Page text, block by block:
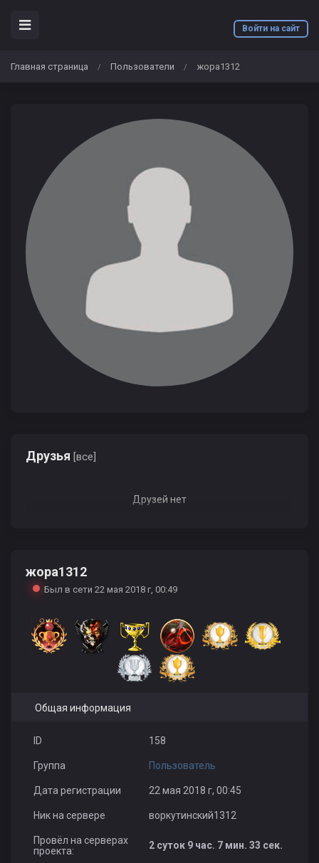
Войти на сайт
Главная страница / Пользователи / жора1312
Друзья [все]
Друзей нет
жора1312
Был в сети 22 мая 2018 г, 00:49
Общая информация
ID 158
Группа Пользователь
Дата регистрации 22 мая 2018 г, 00:45
Ник на сервере воркутинский1312
Провёл на серверах
проекта:
2 суток 9 час. 7 мин. 33 сек.